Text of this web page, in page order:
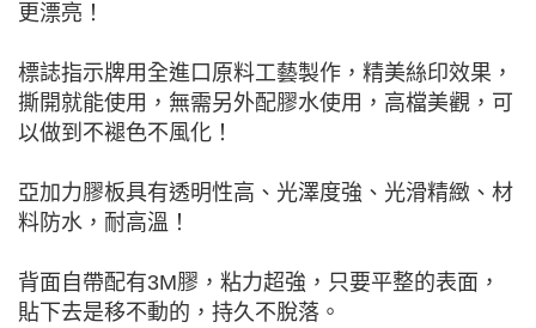
更漂亮！
標誌指示牌用全進口原料工藝製作，精美絲印效果，
撕開就能使用，無需另外配膠水使用，高檔美觀，可
以做到不褪色不風化！
亞加力膠板具有透明性高、光澤度強、光滑精緻、材
料防水，耐高溫！
背面自帶配有3M膠，粘力超強，只要平整的表面，
貼下去是移不動的，持久不脫落。